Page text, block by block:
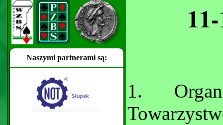
Naszymi partnerami są:
1.